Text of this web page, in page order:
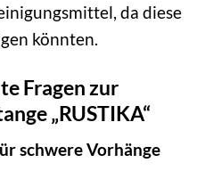
da diese
könnten.
Fragen zur
„RUSTIKA“
schwere Vorhänge